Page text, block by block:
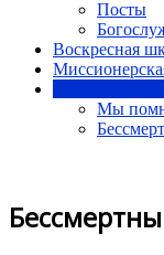
Посты
Воскресная
Мы